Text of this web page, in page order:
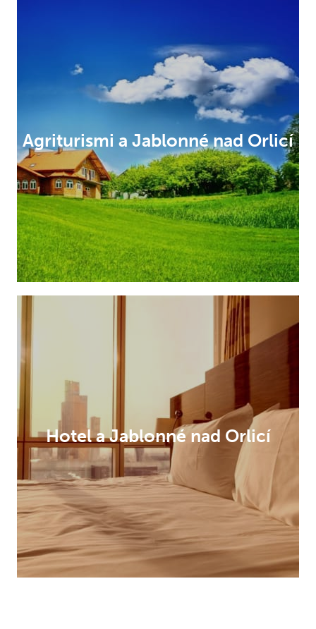
Agriturismi a Jablonné nad Orlicí
Hotel a Jablonné nad Orlicí